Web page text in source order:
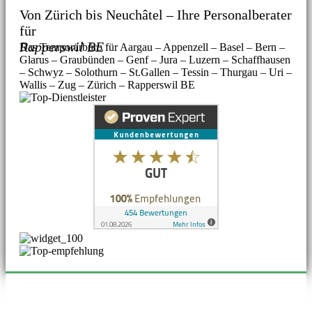
Von Zürich bis Neuchâtel – Ihre Personalberater
für
Rapperswil BE
Das Temporärbüro für Aargau – Appenzell – Basel – Bern –
Glarus – Graubünden – Genf – Jura – Luzern – Schaffhausen
– Schwyz – Solothurn – St.Gallen – Tessin – Thurgau – Uri –
Wallis – Zug – Zürich – Rapperswil BE